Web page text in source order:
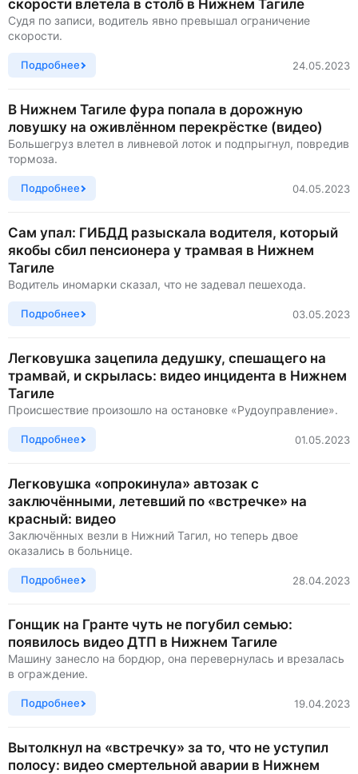
скорости влетела в столб в Нижнем Тагиле
Судя по записи, водитель явно превышал ограничение
скорости.
Подробнее 24.05.2023
В Нижнем Тагиле фура попала в дорожную
ловушку на оживлённом перекрёстке (видео)
Большегруз влетел в ливневой лоток и подпрыгнул, повредив
тормоза.
Подробнее 04.05.2023
Сам упал: ГИБДД разыскала водителя, который
якобы сбил пенсионера у трамвая в Нижнем
Тагиле
Водитель иномарки сказал, что не задевал пешехода.
Подробнее 03.05.2023
Легковушка зацепила дедушку, спешащего на
трамвай, и скрылась: видео инцидента в Нижнем
Тагиле
Происшествие произошло на остановке «Рудоуправление».
Подробнее 01.05.2023
Легковушка «опрокинула» автозак с
заключёнными, летевший по «встречке» на
красный: видео
Заключённых везли в Нижний Тагил, но теперь двое
оказались в больнице.
Подробнее 28.04.2023
Гонщик на Гранте чуть не погубил семью:
появилось видео ДТП в Нижнем Тагиле
Машину занесло на бордюр, она перевернулась и врезалась
в ограждение.
Подробнее 19.04.2023
Вытолкнул на «встречку» за то, что не уступил
полосу: видео смертельной аварии в Нижнем